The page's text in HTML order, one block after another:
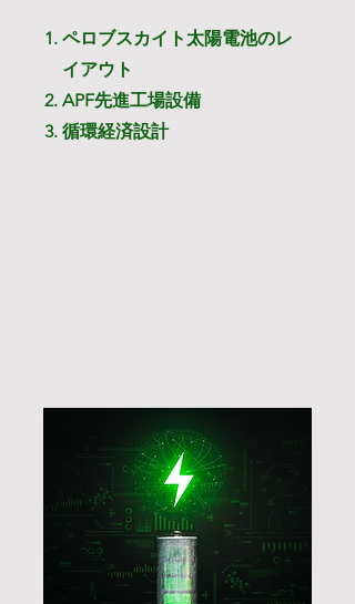
ペロブスカイト太陽電池のレ
イアウト
APF先進工場設備
​循環経済設計